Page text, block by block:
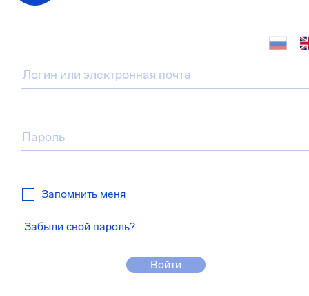
Запомнить меня
Забыли свой пароль?
Войти